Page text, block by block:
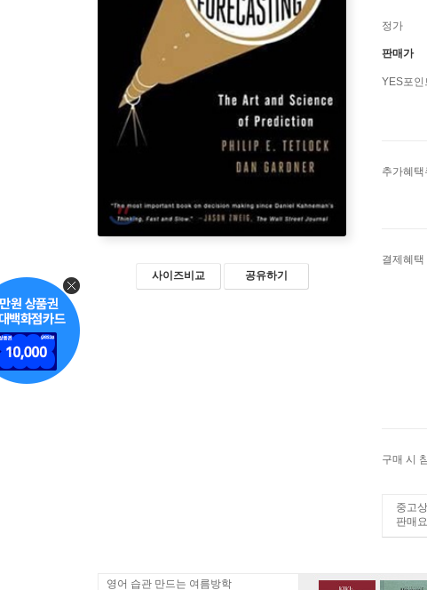
사이즈비교 공유하기
정가
판매가
YES포인
추가혜택
결제혜택
구매 시
중고
판매
영어 습관 만드는 여름방학